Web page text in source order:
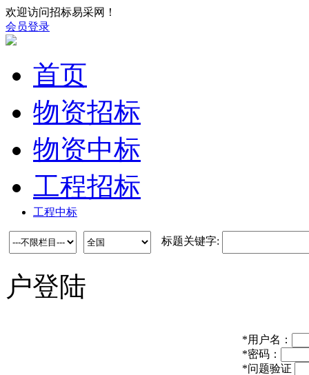
欢迎访问招标易采网！
会员登录
首页
物资招标
物资中标
工程招标
工程中标
标题关键字:
户登陆
*用户名：
*密码：
*问题验证